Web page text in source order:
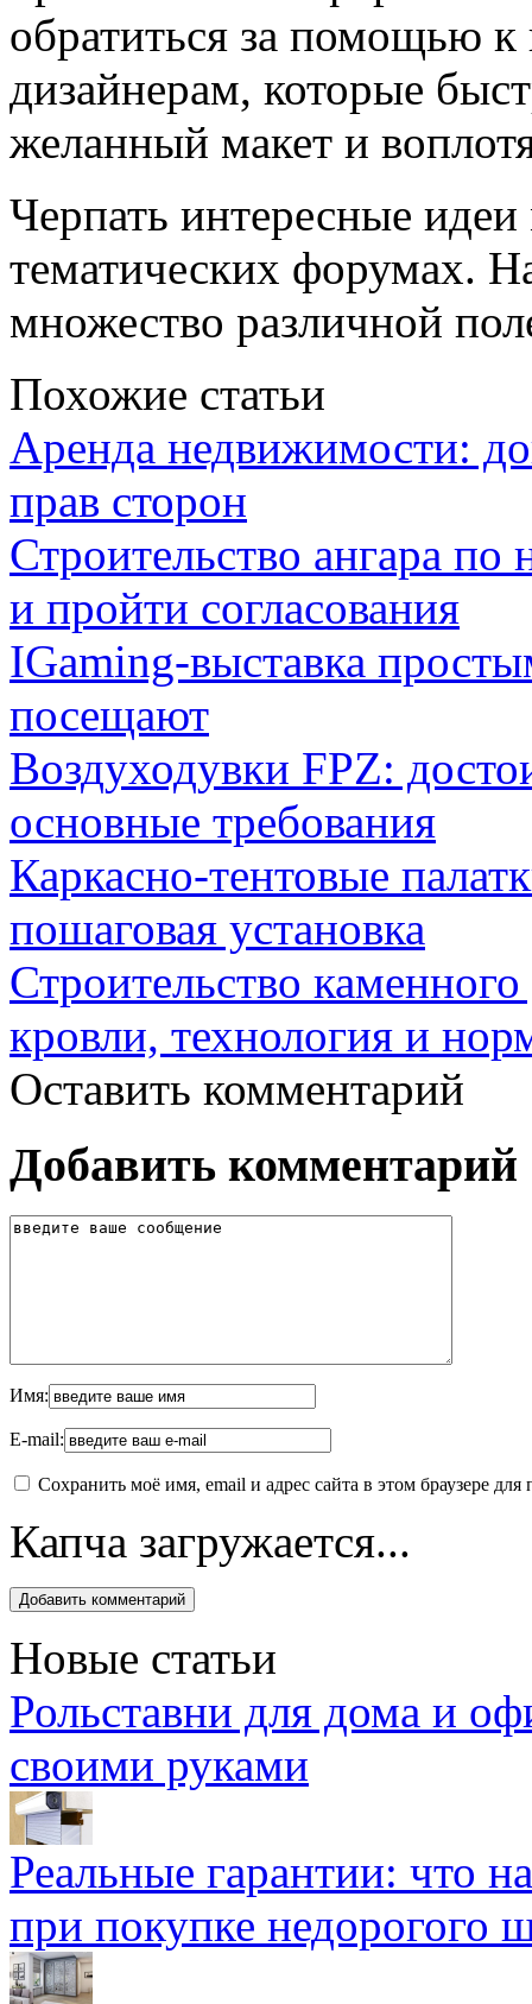
обратиться за помощью
дизайнерам, которые
желанный макет и
Черпать интересные
тематических форумах.
множество различной
Похожие статьи
Аренда недвижимости:
прав сторон
Строительство ангара
и пройти согласования
IGaming-выставка
посещают
Воздуходувки FPZ:
основные требования
Каркасно-тентовые
пошаговая установка
Строительство
кровли, технология и
Оставить комментарий
Добавить комментарий
Имя:
E-mail:
Сохранить моё имя, email и адрес сайта в этом браузере
Капча загружается...
Новые статьи
Рольставни для дома и
своими руками
Реальные гарантии: что
при покупке недорогого